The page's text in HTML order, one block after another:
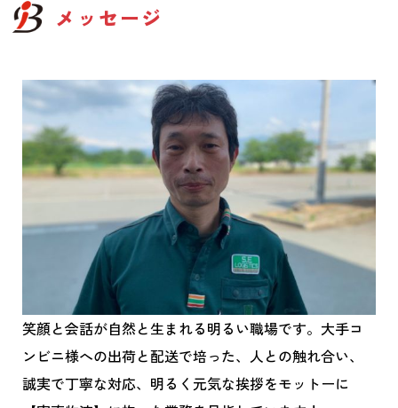
メッセージ
笑顔と会話が自然と生まれる明るい職場です。大手コ
ンビニ様への出荷と配送で培った、人との触れ合い、
誠実で丁寧な対応、明るく元気な挨拶をモットーに